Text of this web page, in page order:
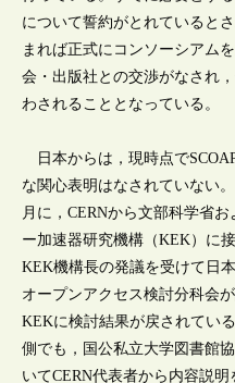
について誓約がとれていると
まれば正式にコンソーシアム
会・出版社との交渉がなされ
わされることとなっている。
日本からは，現時点で
な関心表明はなされていない
月に，CERNから文部科学省
ー加速器研究機構（KEK）に
KEK機構長の発議を受けて日
オープンアクセス検討分科会が
KEKに検討結果が戻されてい
側でも，国公私立大学図書館
いてCERN代表者から内容説